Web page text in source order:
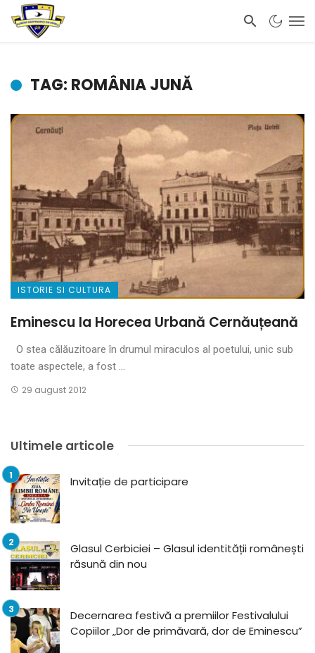
TAG: ROMÂNIA JUNĂ
ISTORIE SI CULTURA
Eminescu la Horecea Urbană Cernăuțeană
O stea călăuzitoare în drumul miraculos al poetului, unic sub
toate aspectele, a fost ...
29 august 2012
Ultimele articole
Invitație de participare
Glasul Cerbiciei – Glasul identității românești
răsună din nou
Decernarea festivă a premiilor Festivalului
Copiilor „Dor de primăvară, dor de Eminescu”